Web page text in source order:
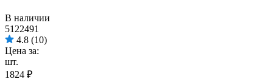
В наличии
5122491
4.8 (10)
Цена за:
шт.
1824 ₽